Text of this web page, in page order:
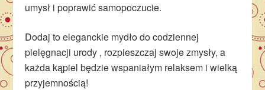
umysł i poprawić samopoczucie.
Dodaj to eleganckie mydło do codziennej
pielęgnacji urody , rozpieszczaj swoje zmysły, a
każda kąpiel będzie wspaniałym relaksem i wielką
przyjemnością!